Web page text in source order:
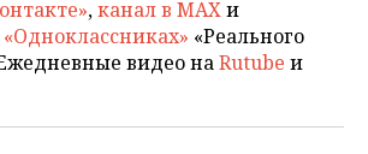
,канал в MAXи
«Реального
видео наRutube и